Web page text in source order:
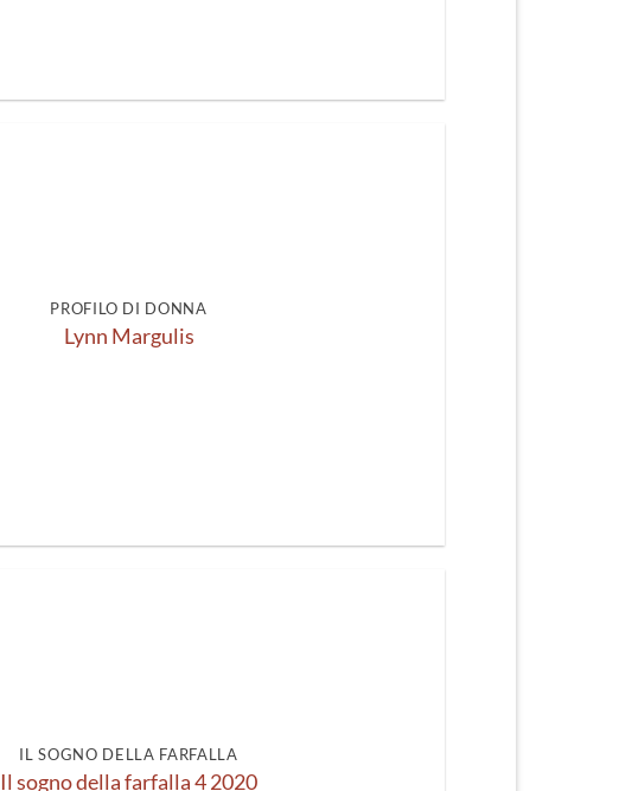
PROFILO DI DONNA
Lynn Margulis
IL SOGNO DELLA FARFALLA
Il sogno della farfalla 4 2020